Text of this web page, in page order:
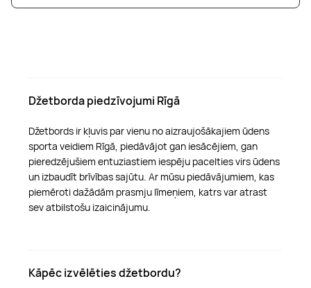
Džetborda piedzīvojumi Rīgā
Džetbords ir kļuvis par vienu no aizraujošākajiem ūdens
sporta veidiem Rīgā, piedāvājot gan iesācējiem, gan
pieredzējušiem entuziastiem iespēju pacelties virs ūdens
un izbaudīt brīvības sajūtu. Ar mūsu piedāvājumiem, kas
piemēroti dažādām prasmju līmeņiem, katrs var atrast
sev atbilstošu izaicinājumu.
Kāpēc izvēlēties džetbordu?